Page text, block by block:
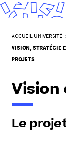
V
o
u
ê
e
s
i
ACCUEIL UNIVERSITÉ
VISION, STRATÉGIE
PROJETS
Vision
Le